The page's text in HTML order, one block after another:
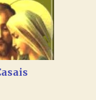
os favores
Deus Nhá Chica)
Nhá Chica,
Divina e as
urgente (Fazer
bondoso as